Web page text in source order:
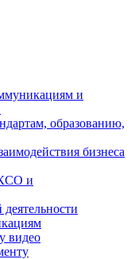
и
образованию,
бизнеса
и
видео